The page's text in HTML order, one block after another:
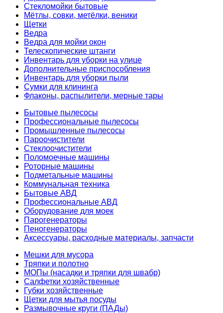
Стекломойки бытовые
Мётлы, совки, метёлки, веники
Щетки
Ведра
Ведра для мойки окон
Телескопические штанги
Инвентарь для уборки на улице
Дополнительные приспособления
Инвентарь для уборки пыли
Сумки для клининга
Флаконы, распылители, мерные тары
Бытовые пылесосы
Профессиональные пылесосы
Промышленные пылесосы
Пароочистители
Стеклоочистители
Поломоечные машины
Роторные машины
Подметальные машины
Коммунальная техника
Бытовые АВД
Профессиональные АВД
Оборудование для моек
Парогенераторы
Пеногенераторы
Аксессуары, расходные материалы, запчасти
Мешки для мусора
Тряпки и полотно
МОПы (насадки и тряпки для швабр)
Салфетки хозяйственные
Губки хозяйственные
Щетки для мытья посуды
Размывочные круги (ПАДы)